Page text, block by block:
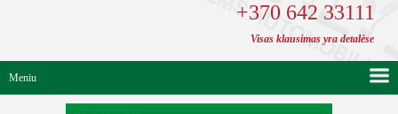
+370 642 33111
Visas klausimas yra detalėse
Meniu